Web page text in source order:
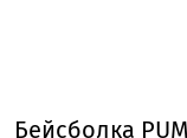
Бейсболка